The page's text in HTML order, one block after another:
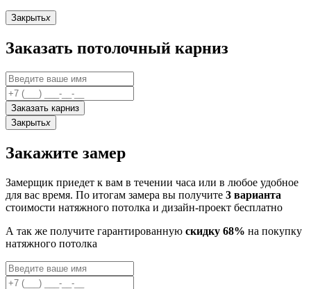
Закрытьx
Заказать потолочный карниз
Заказать карниз
Закрытьx
Закажите замер
Замерщик приедет к вам в течении часа или в любое удобное
для вас время. По итогам замера вы получите 3 варианта
стоимости натяжного потолка и дизайн-проект бесплатно
А так же получите гарантированную скидку 68% на покупку
натяжного потолка